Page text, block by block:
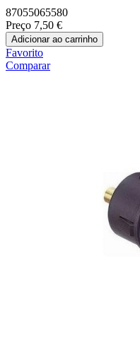
87055065580
Preço 7,50 €
Adicionar ao carrinho
Favorito
Comparar